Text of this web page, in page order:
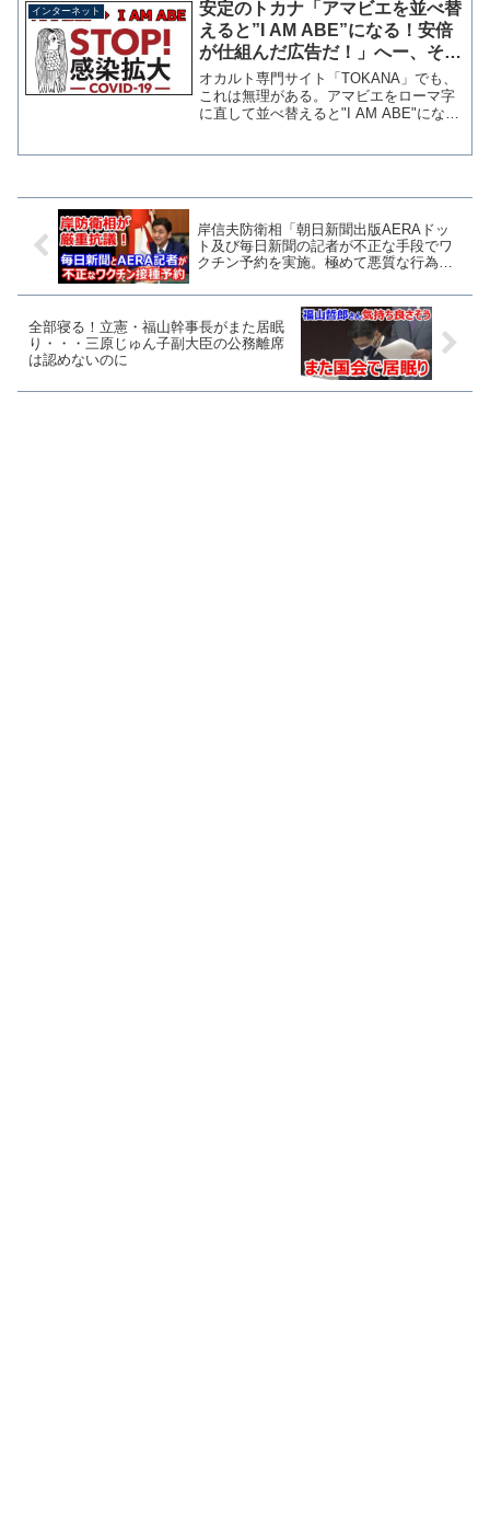
の声と思われるが、司会...
インターネット
安定のトカナ「アマビエを並べ替
えると”I AM ABE”になる！安倍
が仕組んだ広告だ！」へー、そり
ゃすごいや
オカルト専門サイト「TOKANA」でも、
これは無理がある。アマビエをローマ字
に直して並べ替えると"I AM ABE"になる
岸信夫防衛相「朝日新聞出版AERAドッ
ト及び毎日新聞の記者が不正な手段でワ
クチン予約を実施。極めて悪質な行為、
全部寝る！立憲・福山幹事長がまた居眠
り・・・三原じゅん子副大臣の公務離席
は認めないのに